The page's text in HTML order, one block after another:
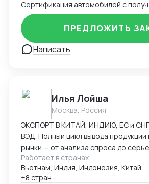
Написать
ПРЕДЛОЖИТЬ
Илья Лойша
Москва, Россия
ЭКСПОРТ В КИТАЙ, ИНДИЮ, ЕС и
ВЭД. Полный цикл вывода
рынки — от анализа спроса до
Свежий проект — организация
пива в КНР (от исследования рынка
поставок 10 контейнеров в мес). СПЕЦИАЛИЗАЦИЯ
Работает в странах
Вьетнам, Индия, Индонезия, Китай
+8 стран